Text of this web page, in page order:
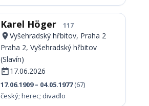
Karel Höger 117
Vyšehradský hřbitov, Praha 2
Praha 2, Vyšehradský hřbitov
(Slavín)
17.06.2026
17.06.1909 – 04.05.1977(67)
český; herec; divadlo